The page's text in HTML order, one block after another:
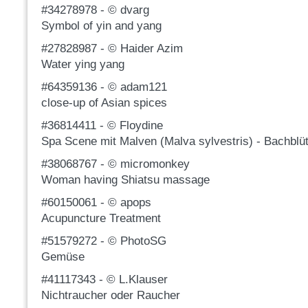
#34278978 - © dvarg
Symbol of yin and yang
#27828987 - © Haider Azim
Water ying yang
#64359136 - © adam121
close-up of Asian spices
#36814411 - © Floydine
Spa Scene mit Malven (Malva sylvestris) -
#38068767 - © micromonkey
Woman having Shiatsu massage
#60150061 - © apops
Acupuncture Treatment
#51579272 - © PhotoSG
Gemüse
#41117343 - © L.Klauser
Nichtraucher oder Raucher